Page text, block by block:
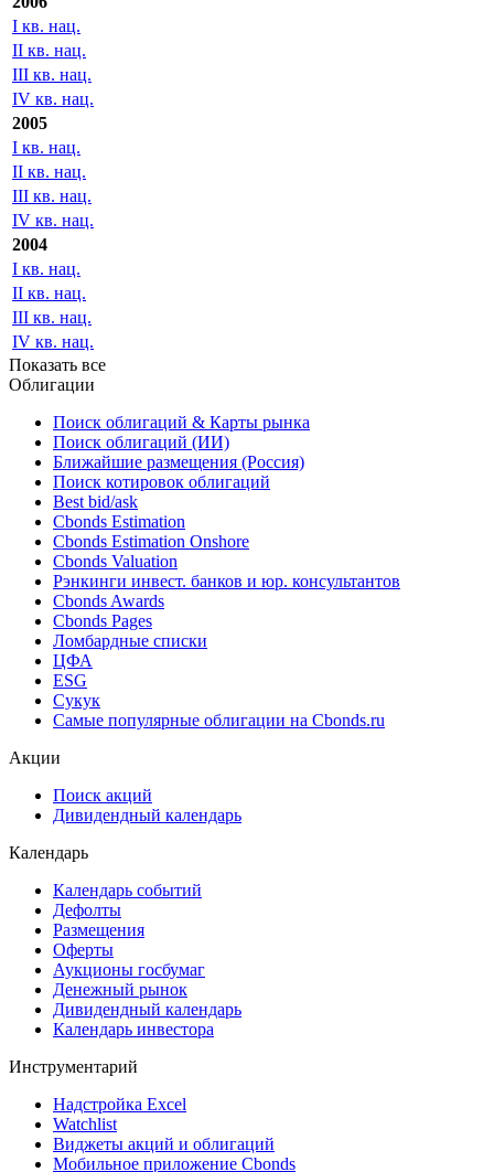
II кв. нац.
III кв. нац.
IV кв. нац.
2006
I кв. нац.
II кв. нац.
III кв. нац.
IV кв. нац.
2005
I кв. нац.
II кв. нац.
III кв. нац.
IV кв. нац.
2004
I кв. нац.
II кв. нац.
III кв. нац.
IV кв. нац.
Показать все
Облигации
Поиск облигаций & Карты рынка
Поиск облигаций (ИИ)
Ближайшие размещения (Россия)
Поиск котировок облигаций
Best bid/ask
Cbonds Estimation
Cbonds Estimation Onshore
Cbonds Valuation
Рэнкинги инвест. банков и юр. консультантов
Cbonds Awards
Cbonds Pages
Ломбардные списки
ESG
Самые популярные облигации на Cbonds.ru
Дивидендный календарь
Календарь
Календарь событий
Дефолты
Размещения
Оферты
Денежный рынок
Календарь инвестора
Инструментарий